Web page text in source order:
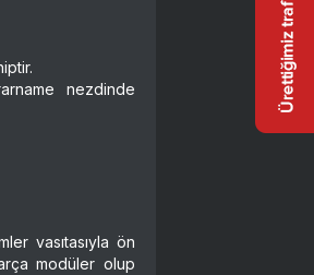
nezdinde
vasıtasıyla ön
modüler olup